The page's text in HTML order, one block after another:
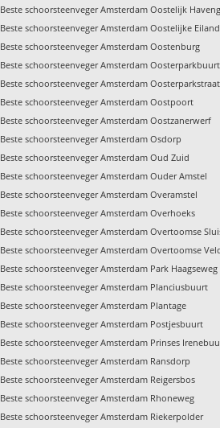
Beste schoorsteenveger Amsterdam Oostelijk
Beste schoorsteenveger Amsterdam Oostelijke
Beste schoorsteenveger Amsterdam Oostenburg
Beste schoorsteenveger Amsterdam Oosterparkbuurt
Beste schoorsteenveger Amsterdam Oosterparkstraat
Beste schoorsteenveger Amsterdam Oostpoort
Beste schoorsteenveger Amsterdam Oostzanerwerf
Beste schoorsteenveger Amsterdam Osdorp
Beste schoorsteenveger Amsterdam Oud Zuid
Beste schoorsteenveger Amsterdam Ouder Amstel
Beste schoorsteenveger Amsterdam Overamstel
Beste schoorsteenveger Amsterdam Overhoeks
Beste schoorsteenveger Amsterdam Overtoomse
Beste schoorsteenveger Amsterdam Overtoomse
Beste schoorsteenveger Amsterdam Park Haagseweg
Beste schoorsteenveger Amsterdam Planciusbuurt
Beste schoorsteenveger Amsterdam Plantage
Beste schoorsteenveger Amsterdam Postjesbuurt
Beste schoorsteenveger Amsterdam Prinses
Beste schoorsteenveger Amsterdam Ransdorp
Beste schoorsteenveger Amsterdam Reigersbos
Beste schoorsteenveger Amsterdam Rhoneweg
Beste schoorsteenveger Amsterdam Riekerpolder